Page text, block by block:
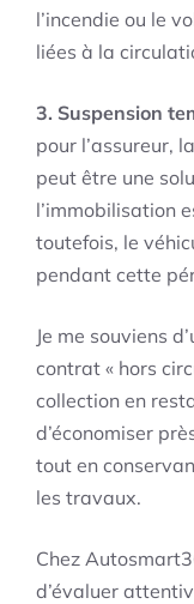
l’incendie ou le
liées à la
3. Suspension
pour l’assureur,
peut être une
l’immobilisation
toutefois, le
pendant cette
Je me souviens
contrat « hors
collection en
d’économiser
tout en
les travaux.
Chez
d’évaluer